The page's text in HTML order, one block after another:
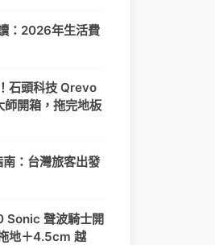
：2026年生活費
石頭科技 Qrevo
開箱，拖完地板
：台灣旅客出發
Sonic 聲波騎士開
地＋4.5cm 越